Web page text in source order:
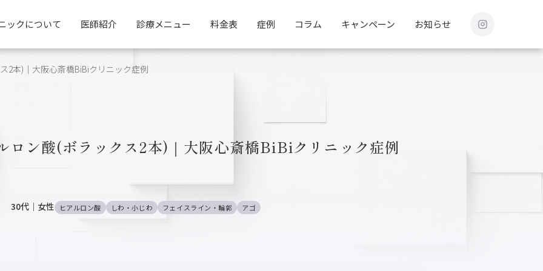
ックについて 医師紹介 診療メニュー 料金表 症例 コラム キャンペーン お知らせ
2本)｜大阪心斎橋BiBiクリニック症例
ロン酸(ボラックス2本)｜大阪心斎橋BiBiクリニック症例
30代｜ 女性 ヒアルロン酸 しわ・小じわ フェイスライン・輪郭 アゴ